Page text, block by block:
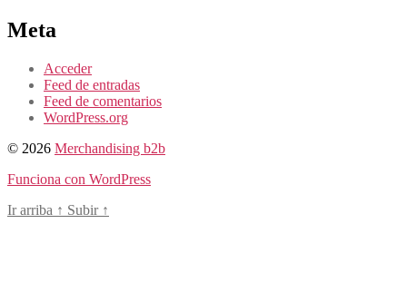
Meta
Acceder
Feed de entradas
Feed de comentarios
WordPress.org
© 2026 Merchandising b2b
Funciona con WordPress
Ir arriba ↑ Subir ↑